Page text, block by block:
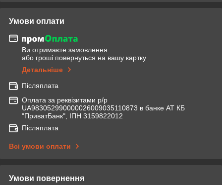
Умови оплати
Ви отримаєте замовлення
або гроші повернуться на вашу картку
Детальніше
Післяплата
Оплата за реквізитами р/р
UA983052990000026009035110873 в банке АТ КБ
"ПриватБанк", ІПН 3159822012
Післяплата
Всі умови оплати
Умови повернення